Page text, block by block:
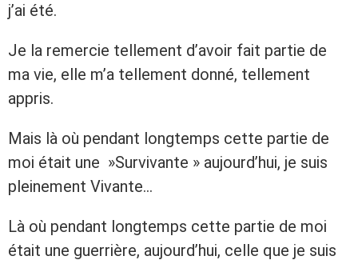
j’ai été.
Je la remercie tellement d’avoir fait partie de
ma vie, elle m’a tellement donné, tellement
appris.
Mais là où pendant longtemps cette partie de
moi était une »Survivante » aujourd’hui, je suis
pleinement Vivante…
Là où pendant longtemps cette partie de moi
était une guerrière, aujourd’hui, celle que je suis